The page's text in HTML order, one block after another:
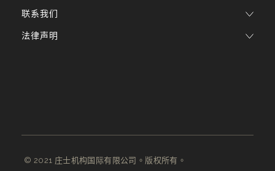
联系我们
法律声明
© 2021 庄士机构国际有限公司。版权所有。